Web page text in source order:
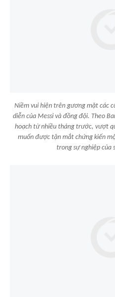
Niềm vui hiện trên gương mặt các
diễn của Messi và đồng đội. Theo
hoạch từ nhiều tháng trước, vượt
muốn được tận mắt chứng kiến
trong sự nghiệp của